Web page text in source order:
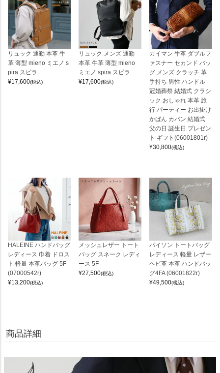
リュック 通勤 本革 牛
革 薄型 mieno ミエノ s
pira スピラ
¥17,600(税込)
リュック メンズ 通勤
本革 牛革 薄型 mieno
ミエノ spira スピラ
¥17,600(税込)
カイマン 牛革 ダブルフ
ァスナー セカンド バッ
グ メンズ クラッチ 革
手持ち 男性 ハンドル
冠婚葬祭 結婚式 クラシ
ック おしゃれ 本革 旅
行 パーティー お出掛け
かばん カバン 結婚式
父の日 誕生日 プレゼン
ト ギフト(06001801r)
¥30,800(税込)
HALEINE ハンドバッグ
レディース 巾着 ドロス
ト 軽量 本革バッグ 5F
(07000542r)
¥13,200(税込)
メッシュレザー トート
バッグ スネーク レディ
ース 5F
¥27,500(税込)
パイソン トートバッグ
レディース 軽量 レザー
ヘビ革 本革 ハンドバッ
グ4FA (06001822r)
¥49,500(税込)
商品詳細